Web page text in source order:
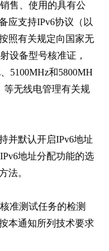
售、使用的具有公
应支持IPv6协议（以
照有关规定向国家无
设备型号核准证，
5100MHz和5800MH
等无线电管理有关规
并默认开启IPv6地址
地址分配功能的选
法。
准测试任务的检测
本通知所列技术要求